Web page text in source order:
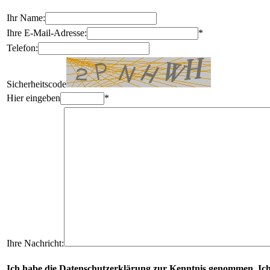
Ihr Name:
Ihre E-Mail-Adresse:
*
Telefon:
Sicherheitscode
Hier eingeben
*
Ihre Nachricht: